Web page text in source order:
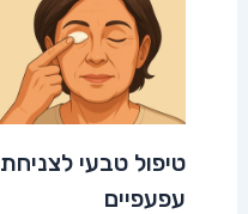
טיפול טבעי לצניחת
עפעפיים